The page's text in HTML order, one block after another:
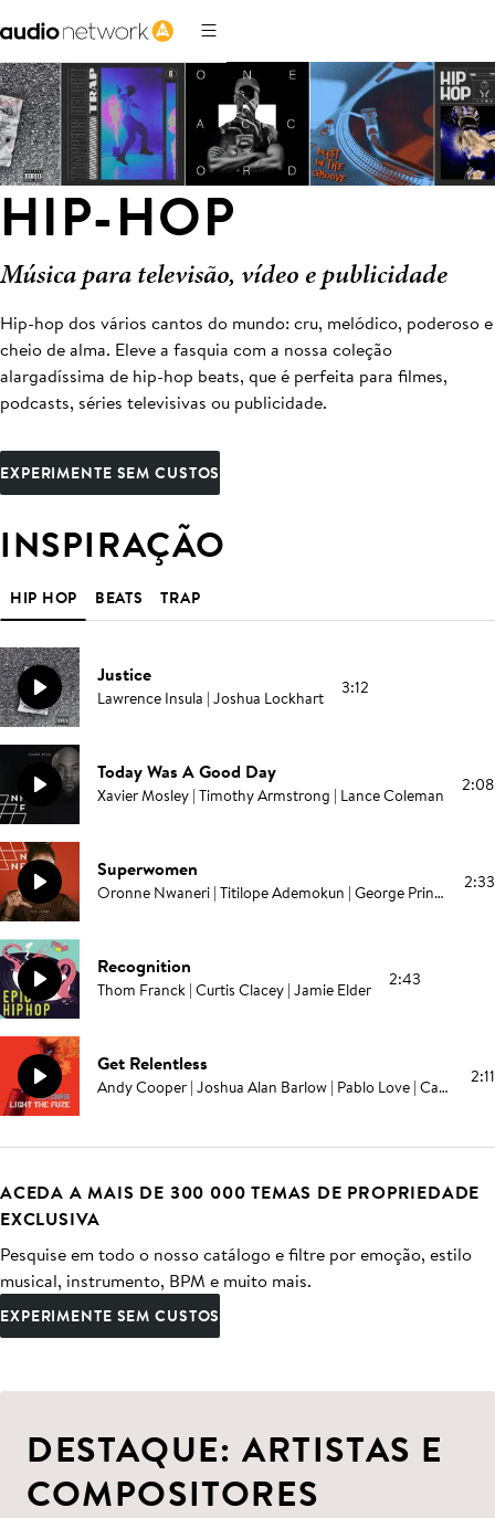
HIP-HOP
Música para televisão, vídeo e publicidade
Hip-hop dos vários cantos do mundo: cru, melódico, poderoso e
cheio de alma. Eleve a fasquia com a nossa coleção
alargadíssima de hip-hop beats, que é perfeita para filmes,
podcasts, séries televisivas ou publicidade.
EXPERIMENTE SEM CUSTOS
INSPIRAÇÃO
HIP HOP BEATS TRAP
Justice
Lawrence Insula | Joshua Lockhart 3:12
Today Was A Good Day
Xavier Mosley | Timothy Armstrong | Lance Coleman 2:08
Superwomen
Oronne Nwaneri | Titilope Ademokun | George Prince Mathews | Kimberley Sarni 2:33
Recognition
Thom Franck | Curtis Clacey | Jamie Elder 2:43
Get Relentless
Andy Cooper | Joshua Alan Barlow | Pablo Love | Campbell E Browning 2:11
ACEDA A MAIS DE 300 000 TEMAS DE PROPRIEDADE
EXCLUSIVA
Pesquise em todo o nosso catálogo e filtre por emoção, estilo
musical, instrumento, BPM e muito mais.
EXPERIMENTE SEM CUSTOS
DESTAQUE: ARTISTAS E
COMPOSITORES